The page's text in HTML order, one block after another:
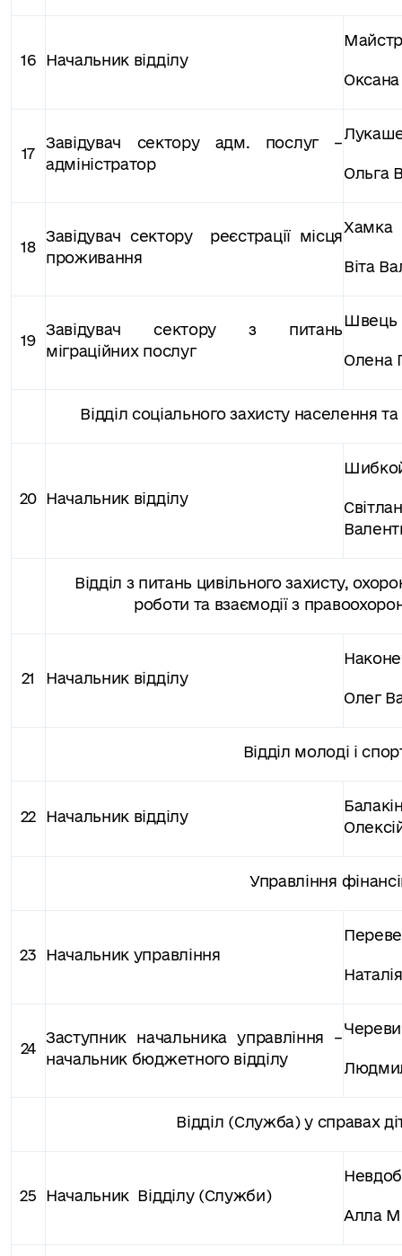
16 Начальник відділу
17
Завідувач сектору адм. послуг –
адміністратор
Ольга
18
Завідувач сектору
реєстрації місця
проживання
Хамка
Віта
19
Завідувач сектору з питань
міграційних послуг
Швець
Олена
Відділ соціального захисту населення
20 Начальник відділу
Відділ з питань цивільного захисту,
роботи та взаємодії з
21 Начальник відділу
Олег
Відділ молоді і
22 Начальник відділу
Управління
23 Начальник управління
24
Заступник начальника управління –
начальник бюджетного відділу
Відділ (Служба) у справах
25 Начальник Відділу (Служби)
Алла